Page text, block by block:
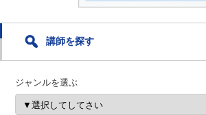
講師を探す
ジャンルを選ぶ